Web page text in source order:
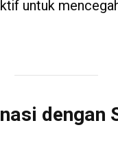
untuk
dengan